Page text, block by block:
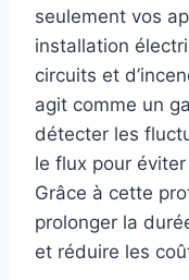
seulement vos
installation
circuits et
agit comme un
détecter les
le flux pour
Grâce à cette
prolonger la
et réduire les